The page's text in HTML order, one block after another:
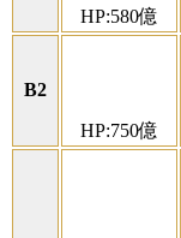
HP:580億
B2
HP:750億